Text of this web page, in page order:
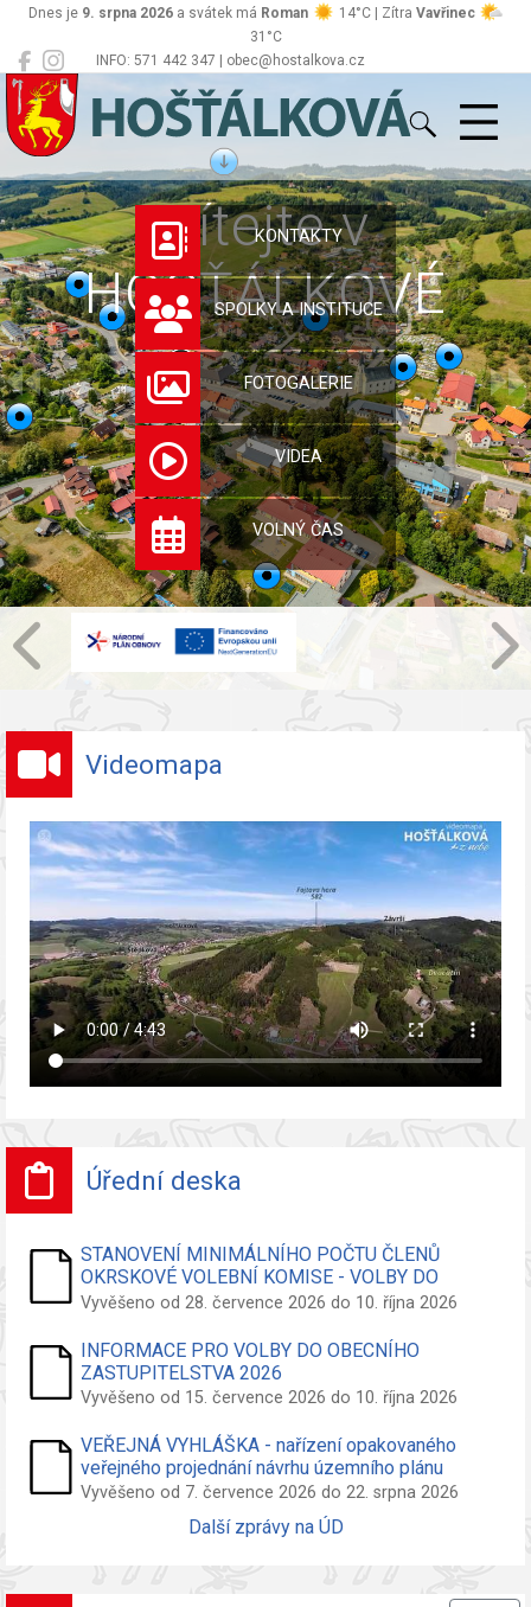
INFO: 571 442 347 | obec@hostalkova.cz
Dnes je 9. srpna 2026 a svátek má Roman 14°C | Zítra Vavřinec
31°C
Hošťálková
Vítejte v
HOŠŤÁLKOVÉ
KONTAKTY
SPOLKY A INSTITUCE
FOTOGALERIE
VIDEA
VOLNÝ ČAS
Videomapa
Úřední deska
STANOVENÍ MINIMÁLNÍHO POČTU ČLENŮ
OKRSKOVÉ VOLEBNÍ KOMISE - VOLBY DO
ZASTUPITELSTVA OBCE
Vyvěšeno od 28. července 2026 do 10. října 2026
INFORMACE PRO VOLBY DO OBECNÍHO
ZASTUPITELSTVA 2026
Vyvěšeno od 15. července 2026 do 10. října 2026
VEŘEJNÁ VYHLÁŠKA - nařízení opakovaného
veřejného projednání návrhu územního plánu
Vyvěšeno od 7. července 2026 do 22. srpna 2026
Další zprávy na ÚD